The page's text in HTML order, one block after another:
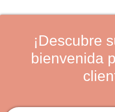
¡Descubre
bienvenida